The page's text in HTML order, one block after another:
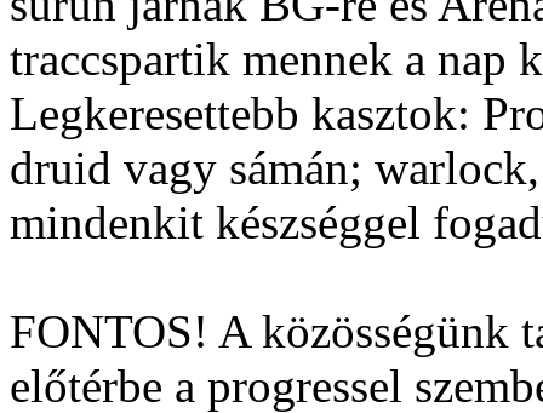
traccspartik mennek a nap
Legkeresettebb kasztok:
druid vagy sámán;
mindenkit készséggel
FONTOS! A közösségünk
előtérbe a progressel